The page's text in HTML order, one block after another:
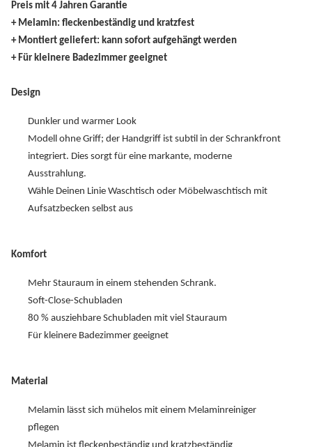
Preis mit 4 Jahren Garantie
+ Melamin: fleckenbeständig und kratzfest
+ Montiert geliefert: kann sofort aufgehängt werden
+ Für kleinere Badezimmer geeignet
Design
Dunkler und warmer Look
Modell ohne Griff; der Handgriff ist subtil in der Schrankfront
integriert. Dies sorgt für eine markante, moderne
Ausstrahlung.
Wähle Deinen Linie Waschtisch oder Möbelwaschtisch mit
Aufsatzbecken selbst aus
Komfort
Mehr Stauraum in einem stehenden Schrank.
Soft-Close-Schubladen
80 % ausziehbare Schubladen mit viel Stauraum
Für kleinere Badezimmer geeignet
Material
Melamin lässt sich mühelos mit einem Melaminreiniger
pflegen